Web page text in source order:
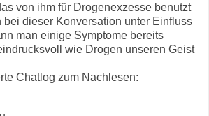
von ihm für Drogenexzesse benutzt
bei dieser Konversation unter Einfluss
man einige Symptome bereits
wie Drogen unseren Geist
Chatlog zum Nachlesen: